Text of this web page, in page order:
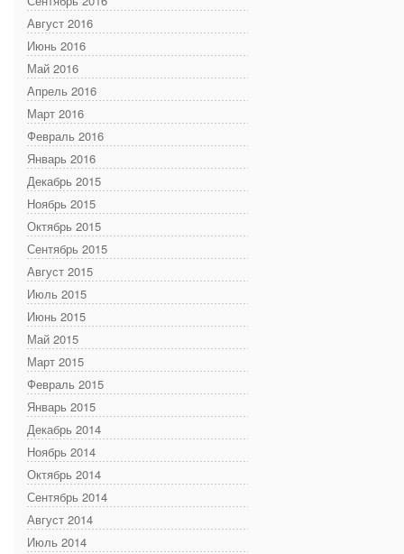
Август 2016
Июнь 2016
Май 2016
Апрель 2016
Март 2016
Февраль 2016
Январь 2016
Декабрь 2015
Ноябрь 2015
Октябрь 2015
Сентябрь 2015
Август 2015
Июль 2015
Июнь 2015
Май 2015
Март 2015
Февраль 2015
Январь 2015
Декабрь 2014
Ноябрь 2014
Октябрь 2014
Сентябрь 2014
Август 2014
Июль 2014